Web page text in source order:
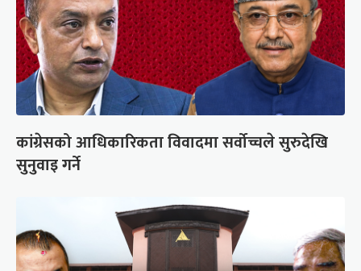
कांग्रेसको आधिकारिकता विवादमा सर्वोच्चले सुरुदेखि
सुनुवाइ गर्ने